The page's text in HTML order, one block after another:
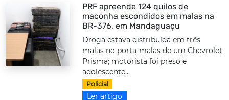
PRF apreende 124 quilos de
maconha escondidos em malas na
BR-376, em Mandaguaçu
Droga estava distribuída em três
malas no porta-malas de um Chevrolet
Prisma; motorista foi preso e
adolescente...
Policial
Ler artigo